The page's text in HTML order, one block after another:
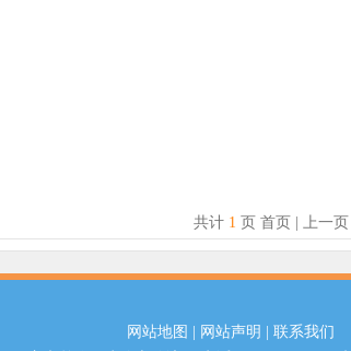
共计 1 页 首页 | 上一页
网站地图 网站声明
联系我们